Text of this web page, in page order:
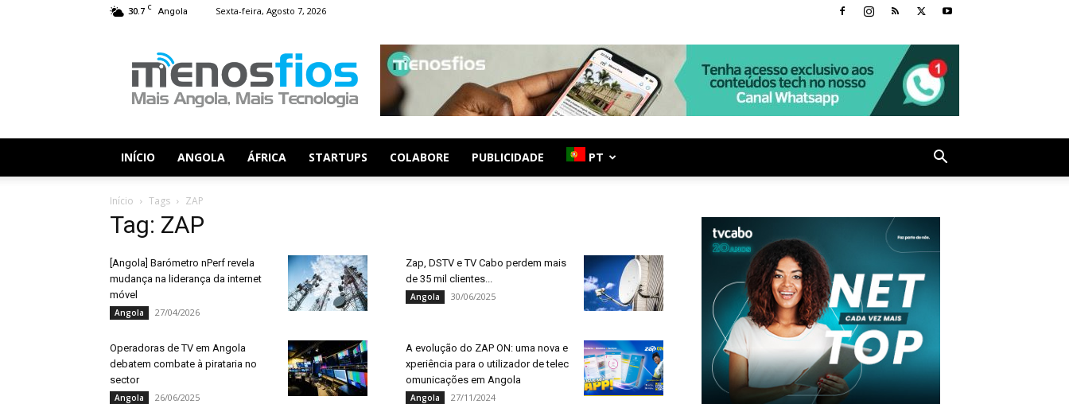
30.7 C Angola Sexta-feira, Agosto 7, 2026
Fios
INÍCIO ANGOLA ÁFRICA STARTUPS COLABORE PUBLICIDADE PT
Início Tags ZAP
Tag: ZAP
[Angola] Barómetro nPerf revela
mudança na liderança da internet
móvel
Angola 27/04/2026
Zap, DSTV e TV Cabo perdem mais
de 35 mil clientes...
Angola 30/06/2025
Operadoras de TV em Angola
debatem combate à pirataria no
sector
Angola 26/06/2025
A evolução do ZAP ON: uma nova e
xperiência para o utilizador de telec
omunicações em Angola
Angola 27/11/2024